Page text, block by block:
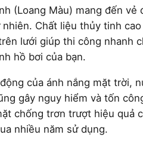
(Loang Màu) mang đến
Chất liệu thủy tinh
lưới giúp thi công nhanh
hồ bơi của bạn.
của ánh nắng mặt trời,
gây nguy hiểm và tốn
chống trơn trượt hiệu
nhiều năm sử dụng.